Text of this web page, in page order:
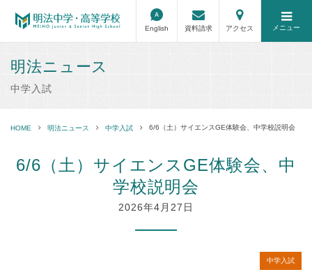
English 資料請求 アクセス メニュー
明法ニュース
中学入試
HOME 明法ニュース 中学入試 6/6（土）サイエンスGE体験会、中学校説明会
6/6（土）サイエンスGE体験会、中
学校説明会
2026年4月27日
中学入試